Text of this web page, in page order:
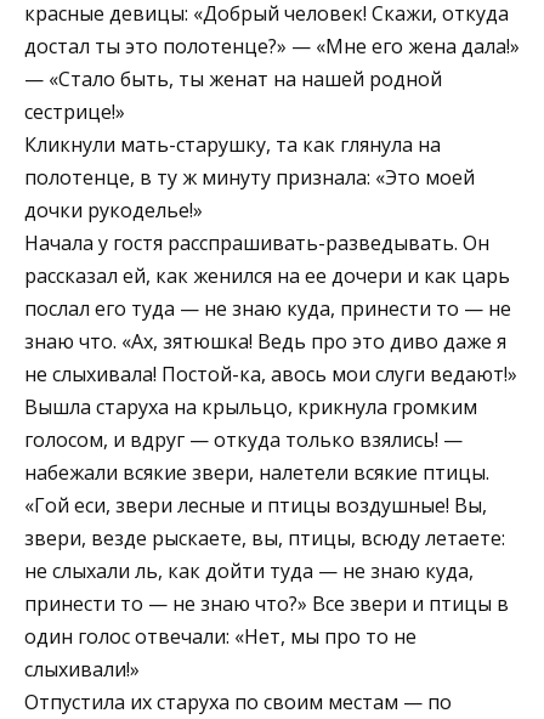
красные девицы: «Добрый человек! Скажи, откуда
достал ты это полотенце?» — «Мне его жена дала!»
— «Стало быть, ты женат на нашей родной
сестрице!»
Кликнули мать-старушку, та как глянула на
полотенце, в ту ж минуту признала: «Это моей
дочки рукоделье!»
Начала у гостя расспрашивать-разведывать. Он
рассказал ей, как женился на ее дочери и как царь
послал его туда — не знаю куда, принести то — не
знаю что. «Ах, зятюшка! Ведь про это диво даже я
не слыхивала! Постой-ка, авось мои слуги ведают!»
Вышла старуха на крыльцо, крикнула громким
голосом, и вдруг — откуда только взялись! —
набежали всякие звери, налетели всякие птицы.
«Гой еси, звери лесные и птицы воздушные! Вы,
звери, везде рыскаете, вы, птицы, всюду летаете:
не слыхали ль, как дойти туда — не знаю куда,
принести то — не знаю что?» Все звери и птицы в
один голос отвечали: «Нет, мы про то не
слыхивали!»
Отпустила их старуха по своим местам — по